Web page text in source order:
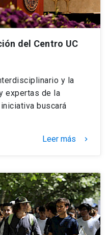
del Centro UC
y la
expertas de la
buscará
Leer más keyboard_arrow_right